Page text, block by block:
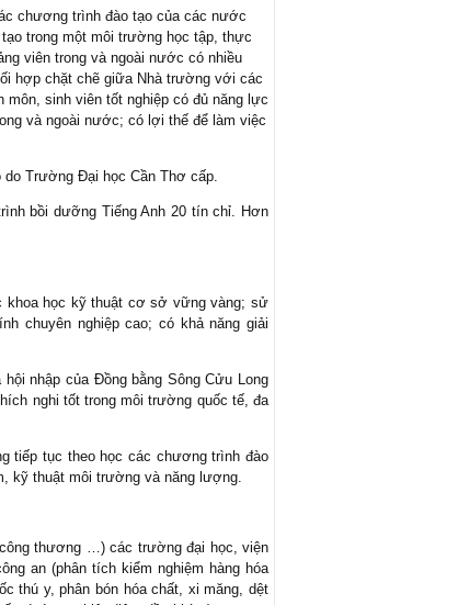
chương trình đào tạo của các nước
trong một môi trường học tập, thực
viên trong và ngoài nước có nhiều
hợp chặt chẽ giữa Nhà trường với các
sinh viên tốt nghiệp có đủ năng lực
và ngoài nước; có lợi thế để làm việc
Trường Đại học Cần Thơ cấp.
bồi dưỡng Tiếng Anh 20 tín chỉ. Hơn
học kỹ thuật cơ sở vững vàng; sử
chuyên nghiệp cao; có khả năng giải
nhập của Đồng bằng Sông Cửu Long
nghi tốt trong môi trường quốc tế, đa
tiếp tục theo học các chương trình đào
kỹ thuật môi trường và năng lượng.
thương …) các trường đại học, viện
an (phân tích kiểm nghiệm hàng hóa
thú y, phân bón hóa chất, xi măng, dệt